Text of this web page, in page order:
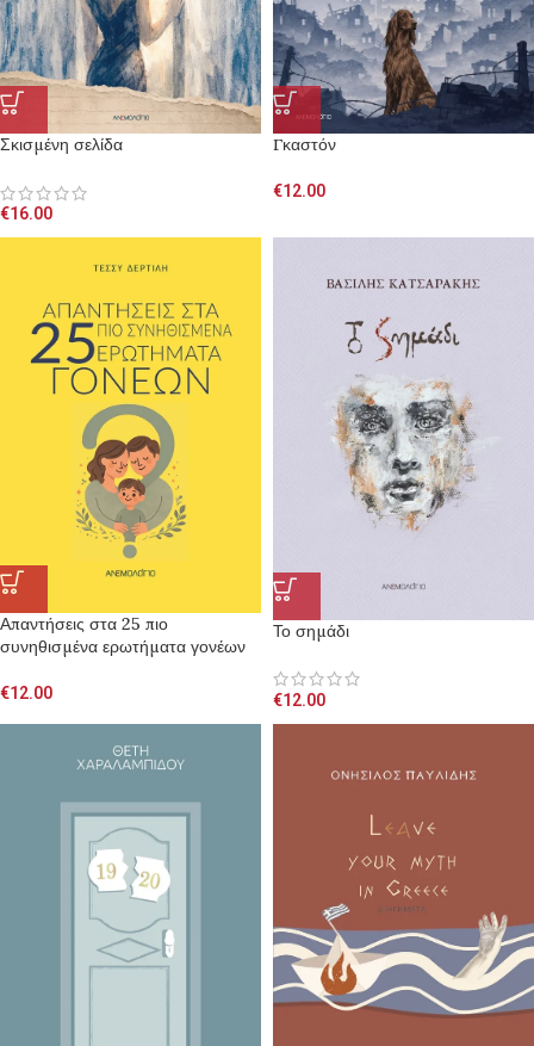
Σκισμένη σελίδα
€16.00
Γκαστόν
€12.00
Απαντήσεις στα 25 πιο
συνηθισμένα ερωτήματα γονέων
€12.00
Το σημάδι
€12.00